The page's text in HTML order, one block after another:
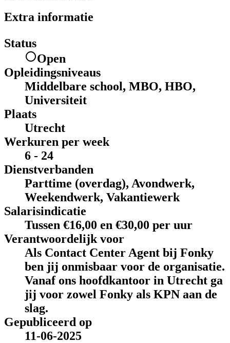
Extra informatie
Status
Open
Opleidingsniveaus
Middelbare school, MBO, HBO,
Universiteit
Plaats
Utrecht
Werkuren per week
6 - 24
Dienstverbanden
Parttime (overdag), Avondwerk,
Weekendwerk, Vakantiewerk
Salarisindicatie
Tussen €16,00 en €30,00 per uur
Verantwoordelijk voor
Als Contact Center Agent bij Fonky
ben jij onmisbaar voor de organisatie.
Vanaf ons hoofdkantoor in Utrecht ga
jij voor zowel Fonky als KPN aan de
slag.
Gepubliceerd op
11-06-2025